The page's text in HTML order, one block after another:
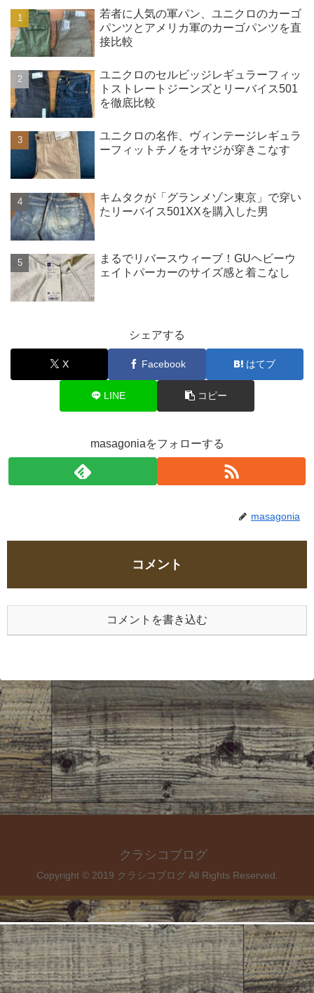
若者に人気の軍パン、ユニクロのカーゴ
パンツとアメリカ軍のカーゴパンツを直
接比較
ユニクロのセルビッジレギュラーフィッ
トストレートジーンズとリーバイス501
を徹底比較
ユニクロの名作、ヴィンテージレギュラ
ーフィットチノをオヤジが穿きこなす
キムタクが「グランメゾン東京」で穿い
たリーバイス501XXを購入した男
まるでリバースウィーブ！GUヘビーウ
ェイトパーカーのサイズ感と着こなし
シェアする
X Facebook はてブ
LINE コピー
masagoniaをフォローする
masagonia
コメント
コメントを書き込む
クラシコブログ
Copyright © 2019 クラシコブログ All Rights Reserved.